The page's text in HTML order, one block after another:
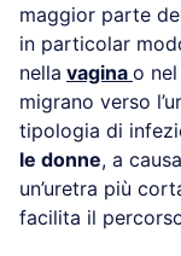
maggior parte
in particolar
nella vagina o
migrano verso
tipologia di
le donne, a
un’uretra più
facilita il